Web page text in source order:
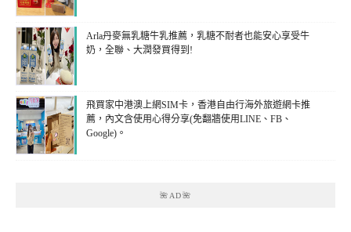
Arla丹麥無乳糖牛乳推薦，乳糖不耐者也能安心享受牛
奶，全聯、大潤發買得到!
飛買家中港澳上網SIM卡，香港自由行海外旅遊網卡推
薦，內文含使用心得分享(免翻牆使用LINE、FB、
Google)。
🌺AD🌺